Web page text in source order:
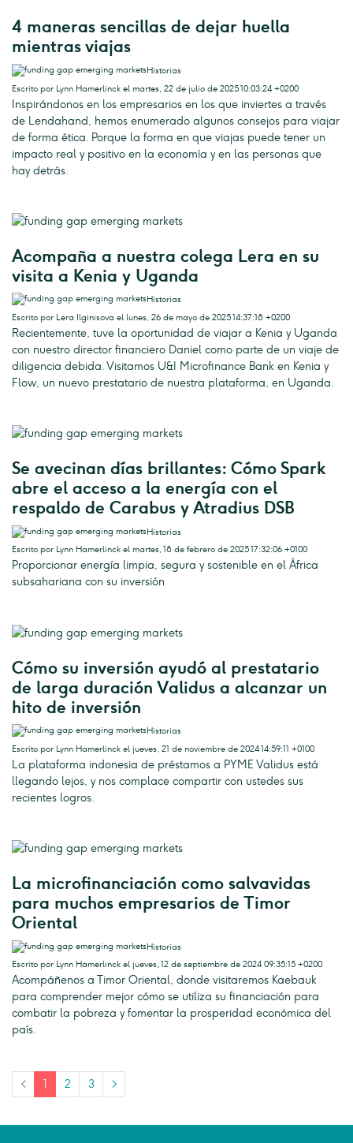
4 maneras sencillas de dejar huella
mientras viajas
Historias
Escrito por Lynn Hamerlinck el martes, 22 de julio de 2025 10:03:24 +0200
Inspirándonos en los empresarios en los que inviertes a través
de Lendahand, hemos enumerado algunos consejos para viajar
de forma ética. Porque la forma en que viajas puede tener un
impacto real y positivo en la economía y en las personas que
hay detrás.
Acompaña a nuestra colega Lera en su
visita a Kenia y Uganda
Historias
Escrito por Lera Ilginisova el lunes, 26 de mayo de 2025 14:37:18 +0200
Recientemente, tuve la oportunidad de viajar a Kenia y Uganda
con nuestro director financiero Daniel como parte de un viaje de
diligencia debida. Visitamos U&I Microfinance Bank en Kenia y
Flow, un nuevo prestatario de nuestra plataforma, en Uganda.
Se avecinan días brillantes: Cómo Spark
abre el acceso a la energía con el
respaldo de Carabus y Atradius DSB
Historias
Escrito por Lynn Hamerlinck el martes, 18 de febrero de 2025 17:32:06 +0100
Proporcionar energía limpia, segura y sostenible en el África
subsahariana con su inversión
Cómo su inversión ayudó al prestatario
de larga duración Validus a alcanzar un
hito de inversión
Historias
Escrito por Lynn Hamerlinck el jueves, 21 de noviembre de 2024 14:59:11 +0100
La plataforma indonesia de préstamos a PYME Validus está
llegando lejos, y nos complace compartir con ustedes sus
recientes logros.
La microfinanciación como salvavidas
para muchos empresarios de Timor
Oriental
Historias
Escrito por Lynn Hamerlinck el jueves, 12 de septiembre de 2024 09:35:15 +0200
Acompáñenos a Timor Oriental, donde visitaremos Kaebauk
para comprender mejor cómo se utiliza su financiación para
combatir la pobreza y fomentar la prosperidad económica del
país.
< 1 2 3 >